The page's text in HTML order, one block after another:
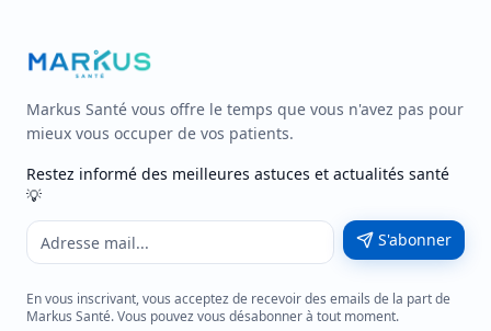
Markus Santé vous offre le temps que vous n'avez pas pour
mieux vous occuper de vos patients.
Restez informé des meilleures astuces et actualités santé
💡
S'abonner
En vous inscrivant, vous acceptez de recevoir des emails de la part de
Markus Santé. Vous pouvez vous désabonner à tout moment.